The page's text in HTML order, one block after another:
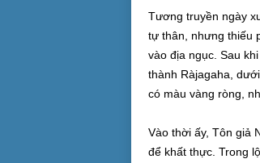
Tương truyền ngày
tự thân, nhưng thiếu
vào địa ngục. Sau
thành Ràjagaha,
có màu vàng ròng,
Vào thời ấy, Tôn giả
để khất thực. Trong